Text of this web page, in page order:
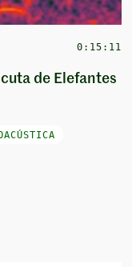
0:15:11
de Elefantes